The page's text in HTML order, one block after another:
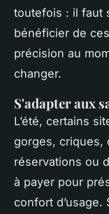
toutefois : il faut
bénéficier de
précision au
changer.
S'adapter aux
L’été, certains
gorges, criques,
réservations ou
à payer pour
confort